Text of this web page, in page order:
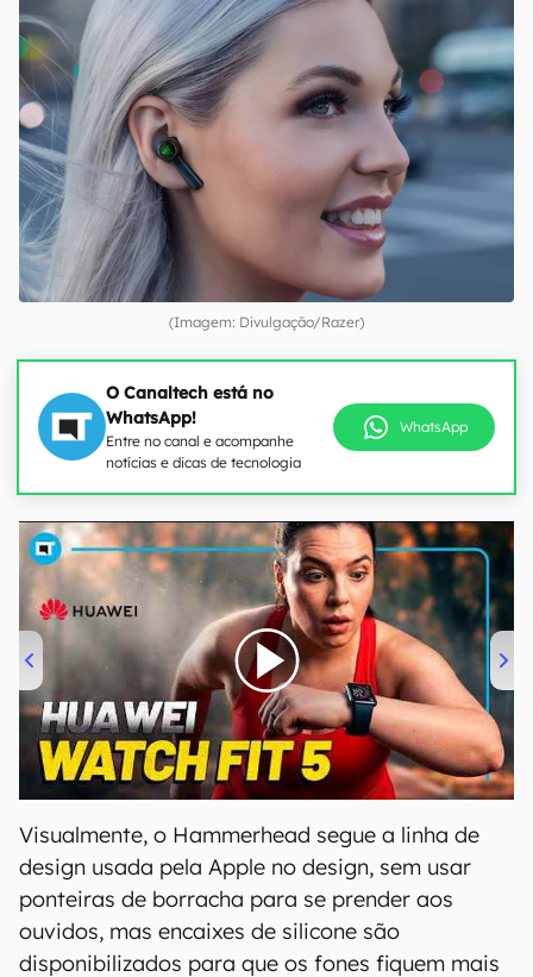
(Imagem: Divulgação/Razer)
O Canaltech está no
WhatsApp!
Entre no canal e acompanhe
notícias e dicas de tecnologia
WhatsApp
00:00/04:51
Visualmente, o Hammerhead segue a linha de
design usada pela Apple no design, sem usar
ponteiras de borracha para se prender aos
ouvidos, mas encaixes de silicone são
disponibilizados para que os fones fiquem mais